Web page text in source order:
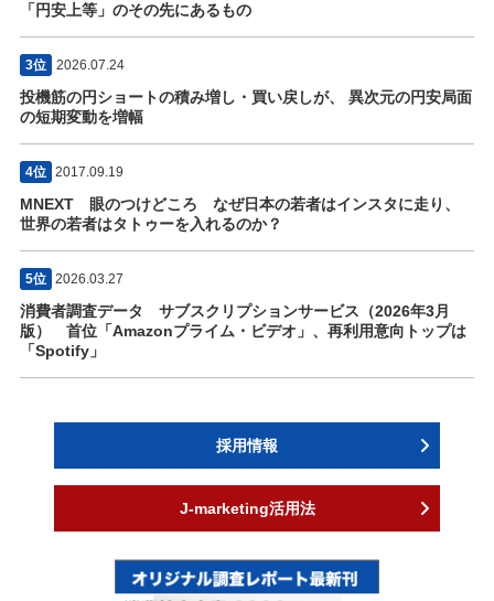
「円安上等」のその先にあるもの
3位 2026.07.24
投機筋の円ショートの積み増し・買い戻しが、 異次元の円安局面
の短期変動を増幅
4位 2017.09.19
MNEXT 眼のつけどころ なぜ日本の若者はインスタに走り、
世界の若者はタトゥーを入れるのか？
5位 2026.03.27
消費者調査データ サブスクリプションサービス（2026年3月
版） 首位「Amazonプライム・ビデオ」、再利用意向トップは
「Spotify」
採用情報
J-marketing活用法